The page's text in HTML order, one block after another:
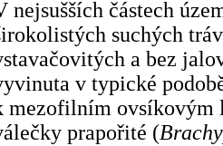
nejsušších částech
suchých
a bez
v typické
mezofilním ovsíkovým
prapořité (